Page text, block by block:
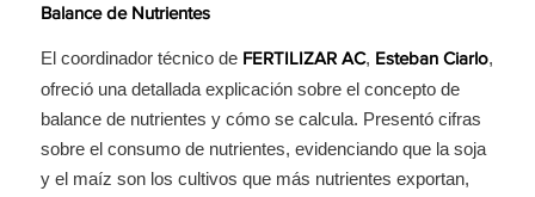
Balance de Nutrientes
El coordinador técnico de FERTILIZAR AC, Esteban Ciarlo,
ofreció una detallada explicación sobre el concepto de
balance de nutrientes y cómo se calcula. Presentó cifras
sobre el consumo de nutrientes, evidenciando que la soja
y el maíz son los cultivos que más nutrientes exportan,